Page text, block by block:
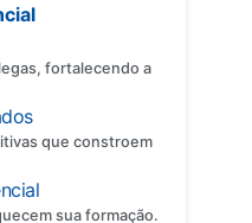
fortalecendo a
que constroem
sua formação.